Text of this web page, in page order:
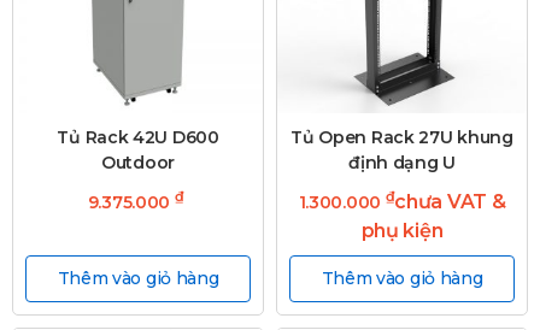
Tủ Rack 42U D600
Outdoor
9.375.000 ₫
Thêm vào giỏ hàng
Tủ Open Rack 27U khung
định dạng U
1.300.000 ₫chưa VAT &
phụ kiện
Thêm vào giỏ hàng